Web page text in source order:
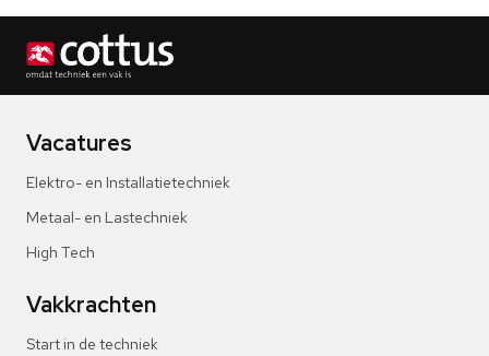
Vacatures
Elektro- en Installatietechniek
Metaal- en Lastechniek
High Tech
Vakkrachten
Start in de techniek